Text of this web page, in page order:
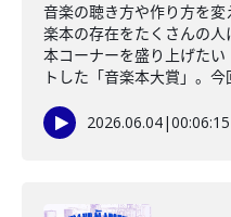
音楽の聴き方や作り方を
楽本の存在をたくさんの
本コーナーを盛り上げた
トした「音楽本大賞」。
2026.06.04|00:06:15